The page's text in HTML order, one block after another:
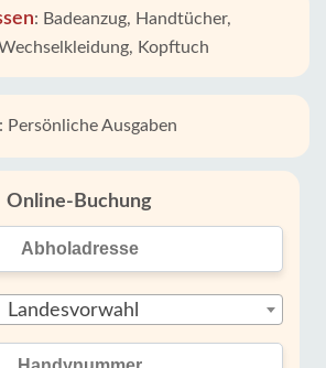
: Badeanzug, Handtücher,
Kopftuch
: Persönliche Ausgaben
Online-Buchung
Landesvorwahl